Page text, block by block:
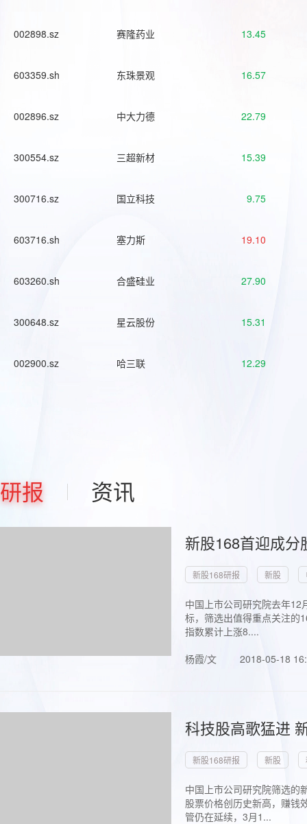
002898.sz 赛隆药业 13.45
603359.sh 东珠景观 16.57
002896.sz 中大力德 22.79
300554.sz 三超新材 15.39
300716.sz 国立科技 9.75
603716.sh 塞力斯 19.10
603260.sh 合盛硅业 27.90
300648.sz 星云股份 15.31
002900.sz 哈三联 12.29
研报 资讯
新股168首迎成
新股168研报 新股
中国上市公司研究院去年
标，筛选出值得重点关注的
指数累计上涨8....
杨霞/文
2018-05-18
科技股高歌猛进
新股168研报 新股
中国上市公司研究院筛选的
股票价格创历史新高，赚钱
管仍在延续，3月1...